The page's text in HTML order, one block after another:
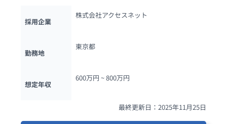
採用企業
株式会社アクセスネット
勤務地
東京都
想定年収
600万円 ~ 800万円
最終更新日：2025年11月25日